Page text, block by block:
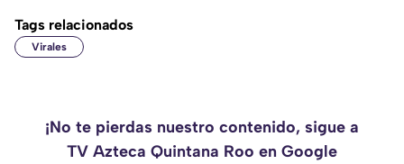
Tags relacionados
Virales
¡No te pierdas nuestro contenido, sigue a
TV Azteca Quintana Roo en Google